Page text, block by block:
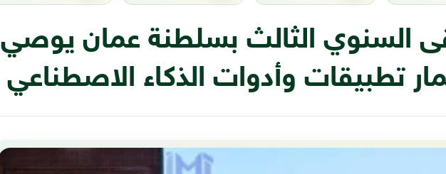
السنوي الثالث بسلطنة عمان يوصي
تطبيقات وأدوات الذكاء الاصطناعي